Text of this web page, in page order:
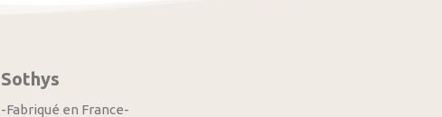
Sothys
-Fabriqué en France-